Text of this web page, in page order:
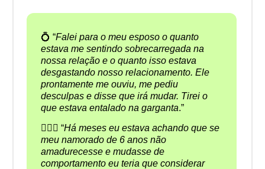
💍 “Falei para o meu esposo o quanto
estava me sentindo sobrecarregada na
nossa relação e o quanto isso estava
desgastando nosso relacionamento. Ele
prontamente me ouviu, me pediu
desculpas e disse que irá mudar. Tirei o
que estava entalado na garganta.”
👩‍❤️‍👨 “Há meses eu estava achando que se
meu namorado de 6 anos não
amadurecesse e mudasse de
comportamento eu teria que considerar